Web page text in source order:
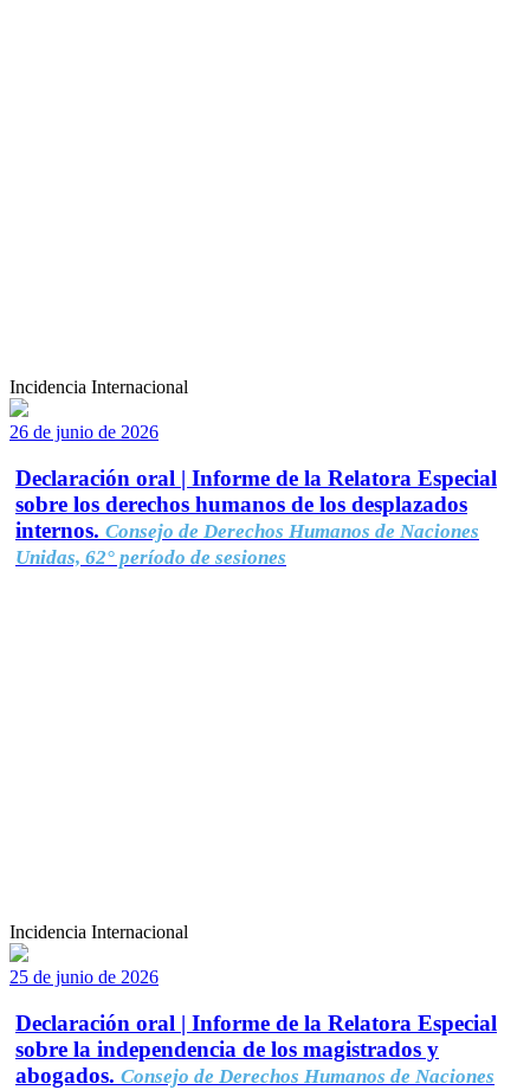
Incidencia Internacional
26 de junio de 2026
Declaración oral | Informe de la Relatora Especial
sobre los derechos humanos de los desplazados
internos. Consejo de Derechos Humanos de Naciones
Unidas, 62° período de sesiones
Incidencia Internacional
25 de junio de 2026
Declaración oral | Informe de la Relatora Especial
sobre la independencia de los magistrados y
abogados. Consejo de Derechos Humanos de Naciones